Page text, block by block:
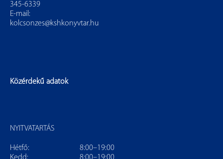
345-6339
E-mail:
kolcsonzes@kshkonyvtar.hu
Közérdekű adatok
NYITVATARTÁS
Hétfő:
8:00–19:00